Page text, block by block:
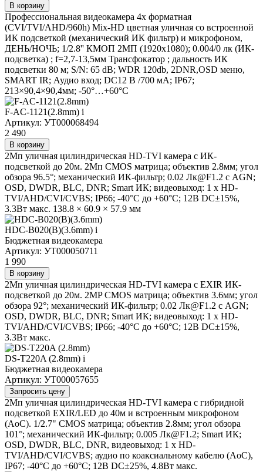
В корзину
Профессиональная видеокамера 4х форматная
(CVI/TVI/AHD/960h) Mix-HD цветная уличная со встроенной
ИК подсветкой (механический ИК фильтр) и микрофоном,
ДЕНЬ/НОЧЬ; 1/2.8'' КМОП 2МП (1920х1080); 0.004/0 лк (ИК-
подсветка) ; f=2,7-13,5мм Трансфокатор ; дальность ИК
подсветки 80 м; S/N: 65 dB; WDR 120db, 2DNR,OSD меню,
SMART IR; Аудио вход; DC12 В /700 мА; IP67;
213×90,4×90,4мм; -50°…+60°C
F-AC-1121(2.8mm) i
Артикул: УТ000068494
2 490
В корзину
2Мп уличная цилиндрическая HD-TVI камера с ИК-
подсветкой до 20м. 2Мп CMOS матрица; объектив 2.8мм; угол
обзора 96.5°; механический ИК-фильтр; 0.02 Лк@F1.2 с AGN;
OSD, DWDR, BLC, DNR; Smart ИК; видеовыход: 1 х HD-
TVI/AHD/CVI/CVBS; IP66; -40°С до +60°С; 12В DC±15%,
3.3Вт макс. 138.8 × 60.9 × 57.9 мм
HDC-B020(B)(3.6mm) i
Бюджетная видеокамера
Артикул: УТ000050711
1 990
В корзину
2Мп уличная цилиндрическая HD-TVI камера с EXIR ИК-
подсветкой до 20м. 2MP CMOS матрица; объектив 3.6мм; угол
обзора 92°; механический ИК-фильтр; 0.02 Лк@F1.2 с AGN;
OSD, DWDR, BLC, DNR; Smart ИК; видеовыход: 1 х HD-
TVI/AHD/CVI/CVBS; IP66; -40°С до +60°С; 12В DC±15%,
3.3Вт макс.
DS-T220A (2.8mm) i
Бюджетная видеокамера
Артикул: УТ000057655
Запросить цену
2Мп уличная цилиндрическая HD-TVI камера с гибридной
подсветкой EXIR/LED до 40м и встроенным микрофоном
(AoC). 1/2.7" CMOS матрица; объектив 2.8мм; угол обзора
101°; механический ИК-фильтр; 0.005 Лк@F1.2; Smart ИК;
OSD, DWDR, BLC, DNR, видеовыход: 1 х HD-
TVI/AHD/CVI/CVBS; аудио по коаксиальному кабелю (AoC),
IP67; -40°С до +60°С; 12В DC±25%, 4.8Вт макс.